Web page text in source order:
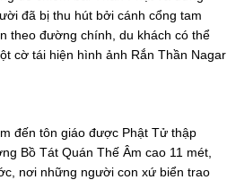
đã bị thu hút bởi cánh cổng tam
theo đường chính, du khách có thể
cờ tái hiện hình ảnh Rắn Thần Nagar
đến tôn giáo được Phật Tử thập
Bồ Tát Quán Thế Âm cao 11 mét,
nơi những người con xứ biển trao